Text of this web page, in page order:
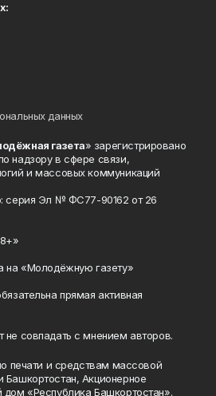
данных
газета» зарегистрировано
надзору в сфере связи,
и массовых коммуникаций
серия Эл № ФС77-90162 от 26
на «Молодёжную газету»
прямая активная
совпадать с мнением авторов.
печати и средствам массовой
Акционерное
«Республика Башкортостан».